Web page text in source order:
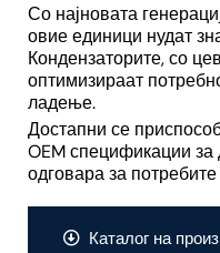
Со најновата
овие единици нудат
Кондензаторите, со
оптимизираат
ладење.
Достапни се
OEM спецификации за
одговара за
Каталог на